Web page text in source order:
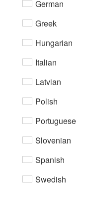
German
Greek
Hungarian
Italian
Latvian
Polish
Portuguese
Slovenian
Spanish
Swedish